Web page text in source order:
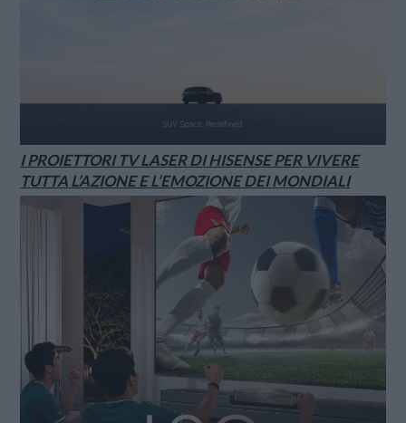
I PROIETTORI TV LASER DI HISENSE PER VIVERE
TUTTA L’AZIONE E L’EMOZIONE DEI MONDIALI